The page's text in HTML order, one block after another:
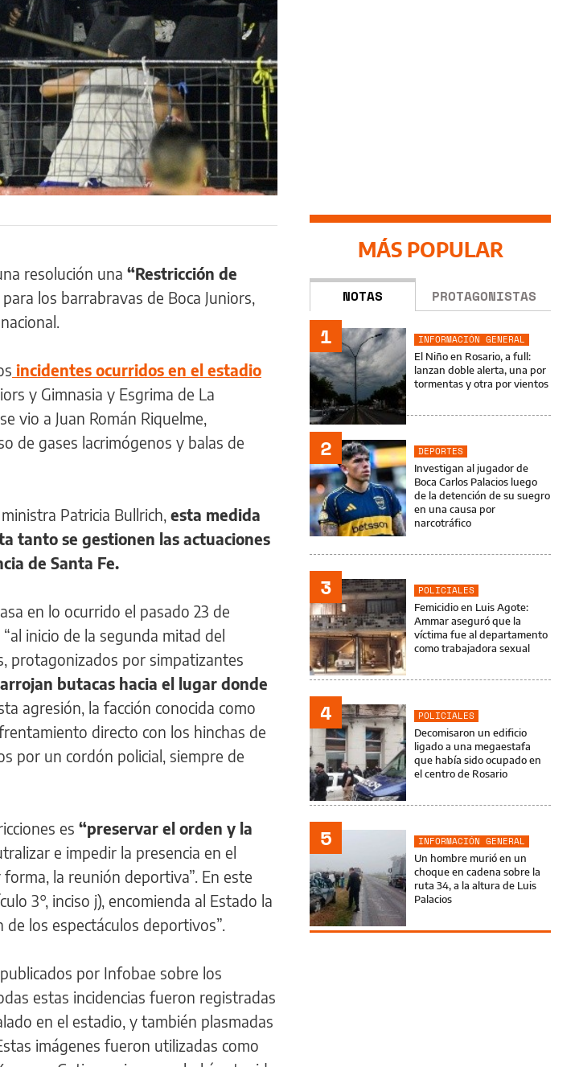
resolución una “Restricción de
los barrabravas de Boca Juniors,
incidentes ocurridos en el estadio
y Gimnasia y Esgrima de La
vio a Juan Román Riquelme,
de gases lacrimógenos y balas de
Patricia Bullrich, esta medida
tanto se gestionen las actuaciones
de Santa Fe.
en lo ocurrido el pasado 23 de
inicio de la segunda mitad del
protagonizados por simpatizantes
butacas hacia el lugar donde
agresión, la facción conocida como
directo con los hinchas de
por un cordón policial, siempre de
es “preservar el orden y la
e impedir la presencia en el
la reunión deportiva”. En este
3°, inciso j), encomienda al Estado la
los espectáculos deportivos”.
por Infobae sobre los
estas incidencias fueron registradas
en el estadio, y también plasmadas
imágenes fueron utilizadas como
MÁS POPULAR
NOTAS PROTAGONISTAS
1
INFORMACIÓN GENERAL
El Niño en Rosario, a full:
lanzan doble alerta, una por
tormentas y otra por vientos
2
DEPORTES
Investigan al jugador de
Boca Carlos Palacios luego
de la detención de su suegro
en una causa por
narcotráfico
3
POLICIALES
Femicidio en Luis Agote:
Ammar aseguró que la
víctima fue al departamento
como trabajadora sexual
4
POLICIALES
Decomisaron un edificio
ligado a una megaestafa
que había sido ocupado en
el centro de Rosario
5
INFORMACIÓN GENERAL
Un hombre murió en un
choque en cadena sobre la
ruta 34, a la altura de Luis
Palacios